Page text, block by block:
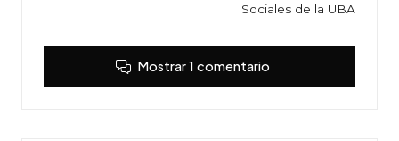
Sociales de la UBA
Mostrar 1 comentario